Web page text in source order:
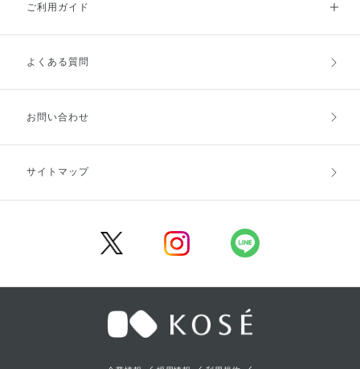
ご利用ガイド
ご利用ガイドトップ
お支払方法
キャンセル・返品・交換
よくある質問
お問い合わせ
サイトマップ